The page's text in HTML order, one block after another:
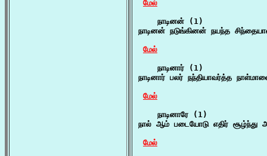
மேல்
    நாடினன் (1)
நாடினன் நடுங்கினன் நயந்த
மேல்
    நாடினார் (1)
நாடினார் பலர் நந்தியாவர்த்த
மேல்
    நாடினாரே (1)
நால் ஆம் படையோடு எதிர் சூழ்ந்து
மேல்